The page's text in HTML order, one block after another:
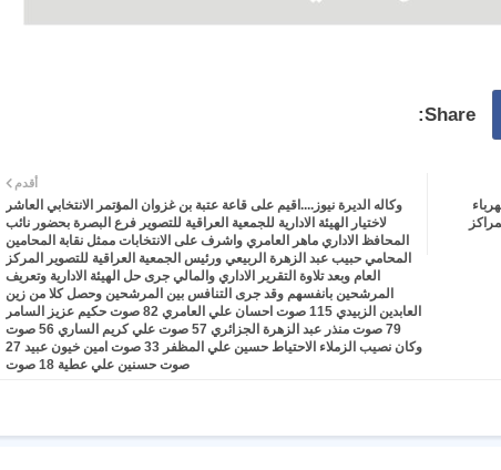
أقدم
وكاله الديرة نيوز....اقيم على قاعة عتبة بن غزوان المؤتمر الانتخابي العاشر
لاختيار الهيئة الادارية للجمعية العراقية للتصوير فرع البصرة بحضور نائب
المحافظ الاداري ماهر العامري واشرف على الانتخابات ممثل نقابة المحامين
المحامي حبيب عبد الزهرة الربيعي ورئيس الجمعية العراقية للتصوير المركز
العام وبعد تلاوة التقرير الاداري والمالي جرى حل الهيئة الادارية وتعريف
المرشحين بانفسهم وقد جرى التنافس بين المرشحين وحصل كلا من زين
العابدين الزبيدي 115 صوت احسان علي العامري 82 صوت حكيم عزيز السامر
79 صوت منذر عبد الزهرة الجزائري 57 صوت علي كريم الساري 56 صوت
وكان نصيب الزملاء الاحتياط حسين علي المظفر 33 صوت امين خيون عبيد 27
صوت حسنين علي عطية 18 صوت